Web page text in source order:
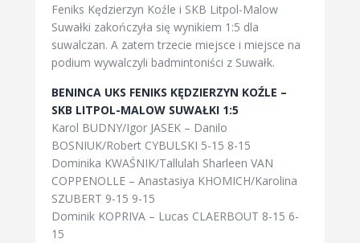
Feniks Kędzierzyn Koźle i SKB Litpol-Malow
Suwałki zakończyła się wynikiem 1:5 dla
suwalczan. A zatem trzecie miejsce i miejsce na
podium wywalczyli badmintoniści z Suwałk.
BENINCA UKS FENIKS KĘDZIERZYN KOŹLE –
SKB LITPOL-MALOW SUWAŁKI 1:5
Karol BUDNY/Igor JASEK – Danilo
BOSNIUK/Robert CYBULSKI 5-15 8-15
Dominika KWAŚNIK/Tallulah Sharleen VAN
COPPENOLLE – Anastasiya KHOMICH/Karolina
SZUBERT 9-15 9-15
Dominik KOPRIVA – Lucas CLAERBOUT 8-15 6-
15